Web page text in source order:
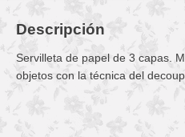
Descripción
Servilleta de papel de 3 capas.
objetos con la técnica del